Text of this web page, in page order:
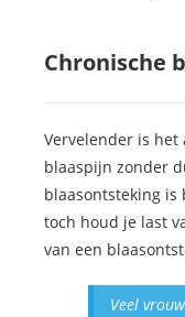
Chronische
Vervelender is het
blaaspijn zonder
blaasontsteking is
toch houd je last
van een
Veel